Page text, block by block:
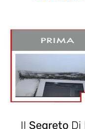
Il Segreto Di